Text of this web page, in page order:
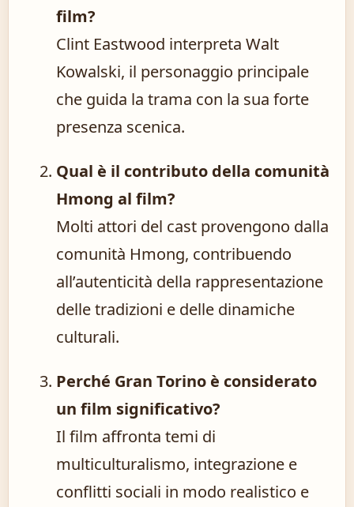
film?
Clint Eastwood interpreta Walt
Kowalski, il personaggio principale
che guida la trama con la sua forte
presenza scenica.
Qual è il contributo della comunità
Hmong al film?
Molti attori del cast provengono dalla
comunità Hmong, contribuendo
all’autenticità della rappresentazione
delle tradizioni e delle dinamiche
culturali.
Perché Gran Torino è considerato
un film significativo?
Il film affronta temi di
multiculturalismo, integrazione e
conflitti sociali in modo realistico e